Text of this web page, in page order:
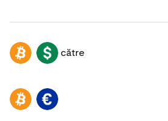
BTC USD către
BTC EUR